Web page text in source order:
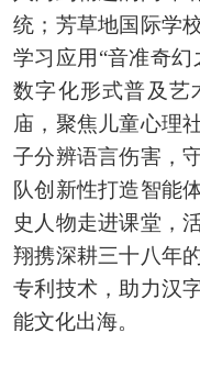
统；芳草地国际学
学习应用“音准奇
数字化形式普及艺
庙，聚焦儿童心理
子分辨语言伤害，
队创新性打造智能
史人物走进课堂，
翔携深耕三十八年
专利技术，助力汉
能文化出海。